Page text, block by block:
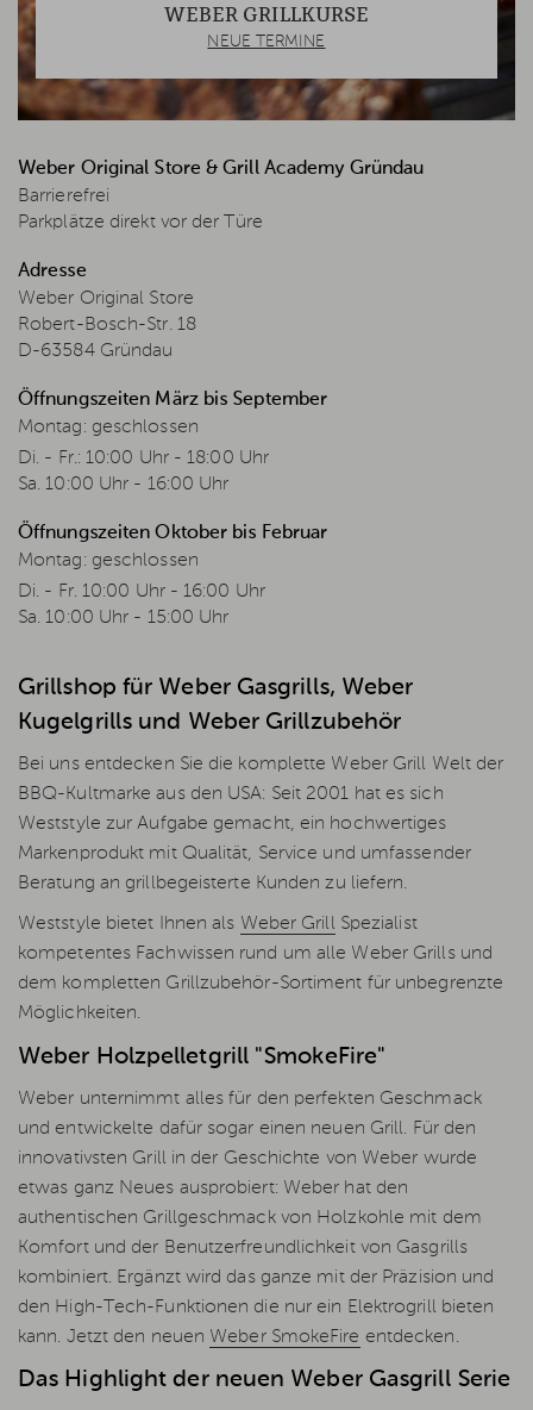
WEBER GRILLKURSE
NEUE TERMINE
Weber Original Store & Grill Academy Gründau
Barrierefrei
Parkplätze direkt vor der Türe
Adresse
Weber Original Store
Robert-Bosch-Str. 18
D-63584 Gründau
Öffnungszeiten März bis September
Montag: geschlossen
Di. - Fr.: 10:00 Uhr - 18:00 Uhr
Sa. 10:00 Uhr - 16:00 Uhr
Öffnungszeiten Oktober bis Februar
Montag: geschlossen
Di. - Fr. 10:00 Uhr - 16:00 Uhr
Sa. 10:00 Uhr - 15:00 Uhr
Grillshop für Weber Gasgrills, Weber
Kugelgrills und Weber Grillzubehör
Bei uns entdecken Sie die komplette Weber Grill Welt der
BBQ-Kultmarke aus den USA: Seit 2001 hat es sich
Weststyle zur Aufgabe gemacht, ein hochwertiges
Markenprodukt mit Qualität, Service und umfassender
Beratung an grillbegeisterte Kunden zu liefern.
Weststyle bietet Ihnen als Weber Grill Spezialist
kompetentes Fachwissen rund um alle Weber Grills und
dem kompletten Grillzubehör-Sortiment für unbegrenzte
Möglichkeiten.
Weber Holzpelletgrill "SmokeFire"
Weber unternimmt alles für den perfekten Geschmack
und entwickelte dafür sogar einen neuen Grill. Für den
innovativsten Grill in der Geschichte von Weber wurde
etwas ganz Neues ausprobiert: Weber hat den
authentischen Grillgeschmack von Holzkohle mit dem
Komfort und der Benutzerfreundlichkeit von Gasgrills
kombiniert. Ergänzt wird das ganze mit der Präzision und
den High-Tech-Funktionen die nur ein Elektrogrill bieten
kann. Jetzt den neuen Weber SmokeFire entdecken.
Das Highlight der neuen Weber Gasgrill Serie